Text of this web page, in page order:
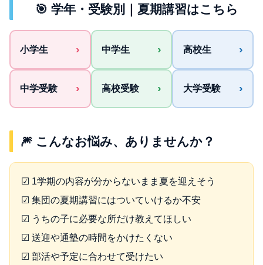
🎯 学年・受験別｜夏期講習はこちら
小学生 › 中学生 › 高校生 ›
中学受験 › 高校受験 › 大学受験 ›
🎆 こんなお悩み、ありませんか？
☑ 1学期の内容が分からないまま夏を迎えそう
☑ 集団の夏期講習にはついていけるか不安
☑ うちの子に必要な所だけ教えてほしい
☑ 送迎や通塾の時間をかけたくない
☑ 部活や予定に合わせて受けたい